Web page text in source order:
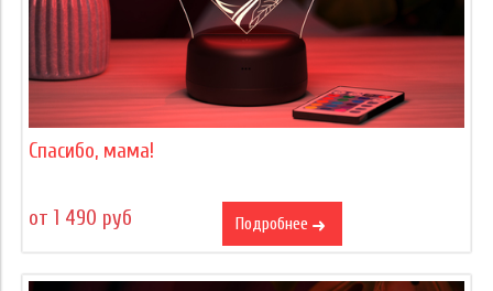
Спасибо, мама!
от 1 490 руб Подробнее